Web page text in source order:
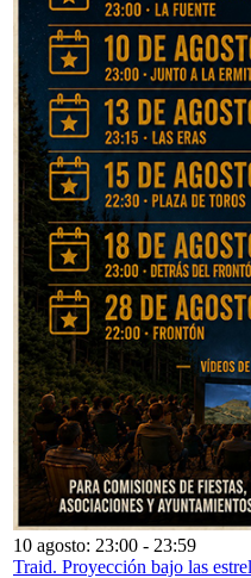
10 agosto: 23:00 - 23:59
Traid. Proyección bajo las